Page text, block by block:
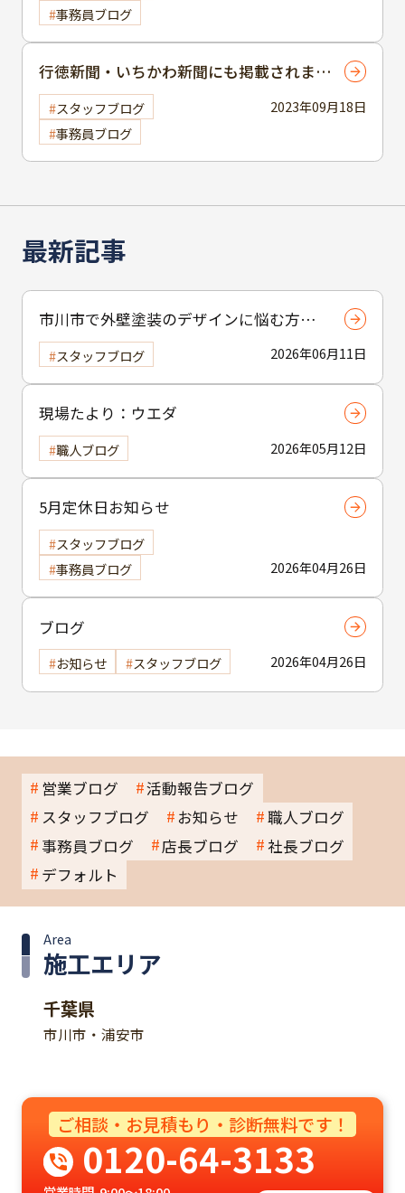
最新記事
市川市で外壁塗装のデザインに悩む方へ
｜ 色選びの失敗を防ぐポイント
2026年06月11日
スタッフブログ
現場たより：ウエダ
2026年05月12日
職人ブログ
5月定休日お知らせ
2026年04月26日
スタッフブログ
事務員ブログ
ブログ
2026年04月26日
お知らせ スタッフブログ
事務員ブログ
2023年09月18日
行徳新聞・いちかわ新聞にも掲載されまし
た～日常に潜む詐欺に注意
スタッフブログ
事務員ブログ
営業ブログ
活動報告ブログ
スタッフブログ
お知らせ
職人ブログ
事務員ブログ
店長ブログ
社長ブログ
デフォルト
施工エリア
Area
千葉県
市川市・浦安市
ご相談・お見積もり・診断無料です！
0120-64-3133